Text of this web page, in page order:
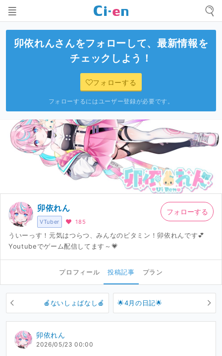
卯依れんさんをフォローして、最新情報を
チェックしよう！
フォローする
フォローするにはユーザー登録が必要です。
VTuber
卯依れん
185
ういーっす！元気はつらつ、みんなのビタミン！卯依れんです💕
Youtubeでゲーム配信してます～💗
フォローする
プロフィール 投稿記事 プラン
🍎ないしょばなし🍎 🌟4月の日記🌟
卯依れん
2026/05/23 00:00